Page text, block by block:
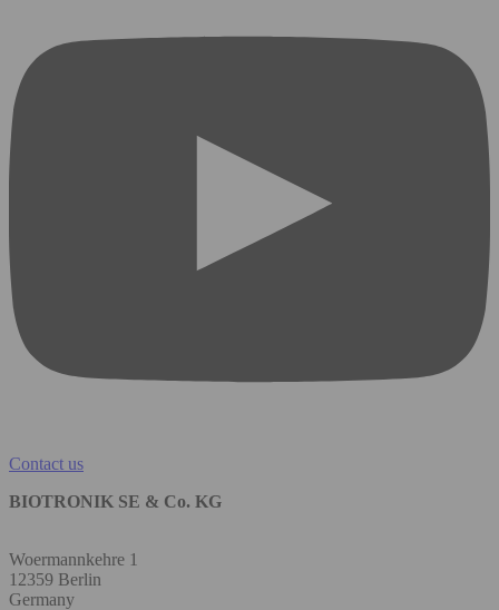
Contact us
BIOTRONIK SE & Co. KG
Woermannkehre 1
12359 Berlin
Germany